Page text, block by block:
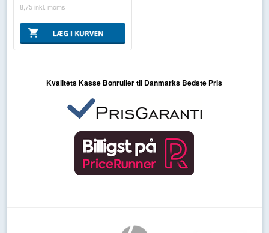
8,75 inkl. moms
Kvalitets Kasse Bonruller til Danmarks Bedste Pris